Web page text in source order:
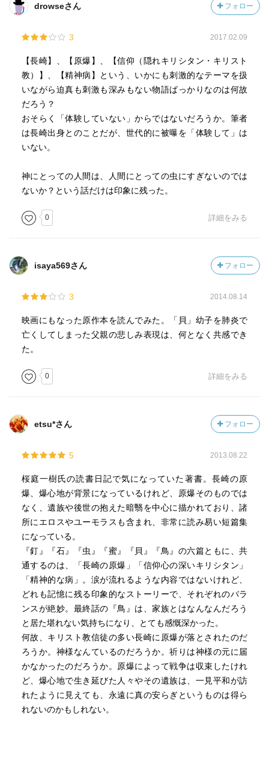
drowseさん
フォロー
3 2017.02.09
【長崎】、【原爆】、【信仰（隠れキリシタン・キリスト
教）】、【精神病】という、いかにも刺激的なテーマを扱
いながら迫真も刺激も深みもない物語ばっかりなのは何故
だろう？
おそらく「体験していない」からではないだろうか。筆者
は長崎出身とのことだが、世代的に被曝を「体験して」は
いない。
神にとっての人間は、人間にとっての虫にすぎないのでは
ないか？という話だけは印象に残った。
0 詳細をみる
isaya569さん フォロー
3 2014.08.14
映画にもなった原作本を読んでみた。「貝」幼子を肺炎で
亡くしてしまった父親の悲しみ表現は、何となく共感でき
た。
0 詳細をみる
etsu*さん フォロー
5 2013.08.22
桜庭一樹氏の読書日記で気になっていた著書。長崎の原
爆、爆心地が背景になっているけれど、原爆そのものでは
なく、遺族や後世の抱えた暗翳を中心に描かれており、諸
所にエロスやユーモラスも含まれ、非常に読み易い短篇集
になっている。
『釘』『石』『虫』『蜜』『貝』『鳥』の六篇ともに、共
通するのは、「長崎の原爆」「信仰心の深いキリシタン」
「精神的な病」。涙が流れるような内容ではないけれど、
どれも記憶に残る印象的なストーリーで、それぞれのバラ
ンスが絶妙。最終話の『鳥』は、家族とはなんなんだろう
と居た堪れない気持ちになり、とても感慨深かった。
何故、キリスト教信徒の多い長崎に原爆が落とされたのだ
ろうか。神様なんているのだろうか。祈りは神様の元に届
かなかったのだろうか。原爆によって戦争は収束したけれ
ど、爆心地で生き延びた人々やその遺族は、一見平和が訪
れたように見えても、永遠に真の安らぎというものは得ら
れないのかもしれない。